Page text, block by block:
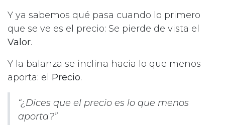
Y ya sabemos qué pasa cuando lo primero
que se ve es el precio: Se pierde de vista el
Valor.
Y la balanza se inclina hacia lo que menos
aporta: el Precio.
“¿Dices que el precio es lo que menos
aporta?”